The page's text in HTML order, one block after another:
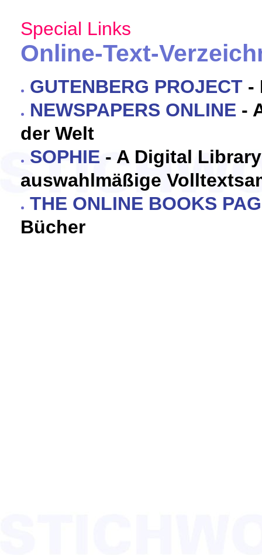
Special Links
Online-Text-
GUTENBERG PROJECT -
NEWSPAPERS ONLINE -
der Welt
SOPHIE - A Digital
auswahlmäßige
THE ONLINE BOOKS
Bücher